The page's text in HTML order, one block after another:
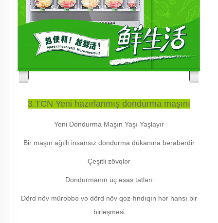
3.TCN Yeni hazırlanmış dondurma maşını
Yeni Dondurma Maşın Yaşı Yaşlayır
Bir maşın ağıllı insansız dondurma dükanına bərabərdir
Çeşitli zövqlər
Dondurmanın üç əsas tatları
Dörd növ mürəbbə və dörd növ qoz-fındıqın hər hansı bir
birləşməsi